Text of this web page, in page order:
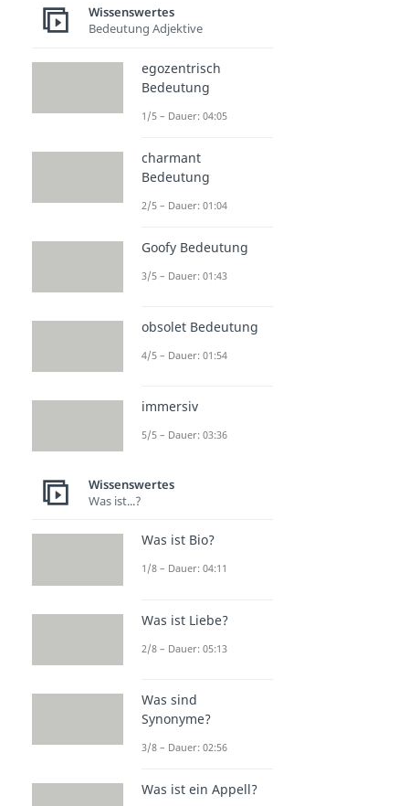
Wissenswertes
Bedeutung Adjektive
egozentrisch
Bedeutung
1/5 – Dauer: 04:05
charmant
Bedeutung
2/5 – Dauer: 01:04
Goofy Bedeutung
3/5 – Dauer: 01:43
obsolet Bedeutung
4/5 – Dauer: 01:54
immersiv
5/5 – Dauer: 03:36
Wissenswertes
Was ist...?
Was ist Bio?
1/8 – Dauer: 04:11
Was ist Liebe?
2/8 – Dauer: 05:13
Was sind
Synonyme?
3/8 – Dauer: 02:56
Was ist ein Appell?